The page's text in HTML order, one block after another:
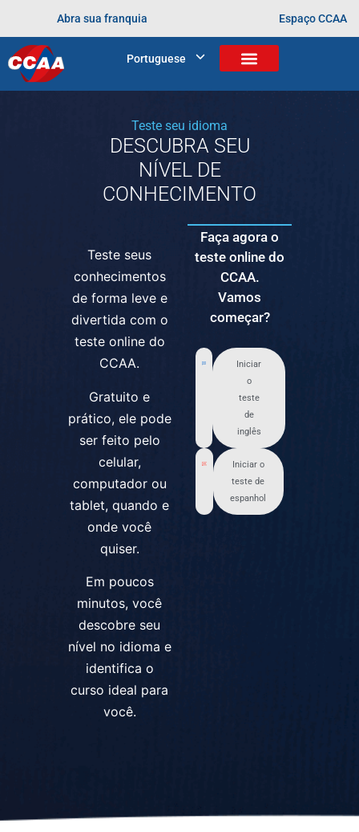
Abra sua franquia Espaço CCAA
Portuguese
O inglês que aprendi no CCAA foi fundamental para
minhas admissões em Harvard University e Duke
University.
Teste seu idioma
DESCUBRA SEU
NÍVEL DE
CONHECIMENTO
Teste seus
conhecimentos
de forma leve e
divertida com o
teste online do
CCAA.
Gratuito e
prático, ele pode
ser feito pelo
celular,
computador ou
tablet, quando e
onde você
quiser.
Em poucos
minutos, você
descobre seu
nível no idioma e
identifica o
curso ideal para
você.
Faça agora o
teste online do
CCAA.
Vamos
começar?
Iniciar
o
teste
de
inglês
Iniciar o
teste de
espanhol